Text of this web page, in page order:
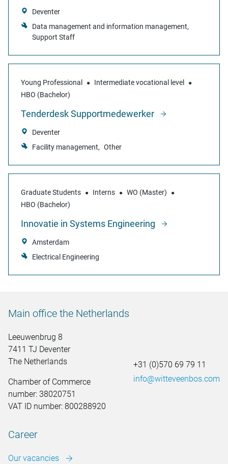
Deventer
Data management and information management
Support Staff
Young Professional
Intermediate vocational level
HBO (Bachelor)
Tenderdesk Supportmedewerker
Deventer
Facility management
Other
Graduate Students Interns
WO (Master)
HBO (Bachelor)
Innovatie in Systems Engineering
Amsterdam
Electrical Engineering
Main office the Netherlands
Leeuwenbrug 8
7411 TJ Deventer
The Netherlands
Chamber of Commerce
number: 38020751
VAT ID number: 800288920
+31 (0)570 69 79 11
info@witteveenbos.com
Career
Our vacancies